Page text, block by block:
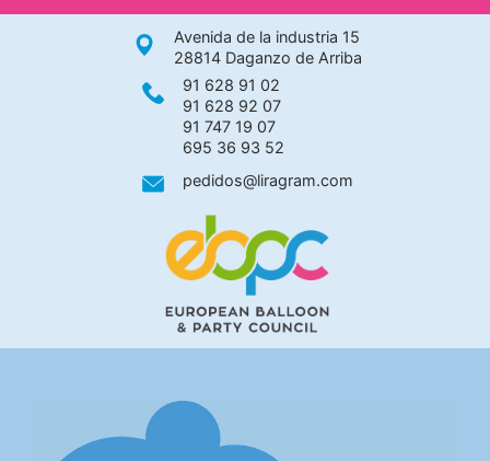
Avenida de la industria 15
28814 Daganzo de Arriba
91 628 91 02
91 628 92 07
91 747 19 07
695 36 93 52
pedidos@liragram.com